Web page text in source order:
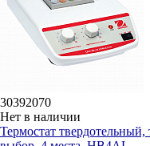
30392070
Нет в наличии
Термостат твердотельный,